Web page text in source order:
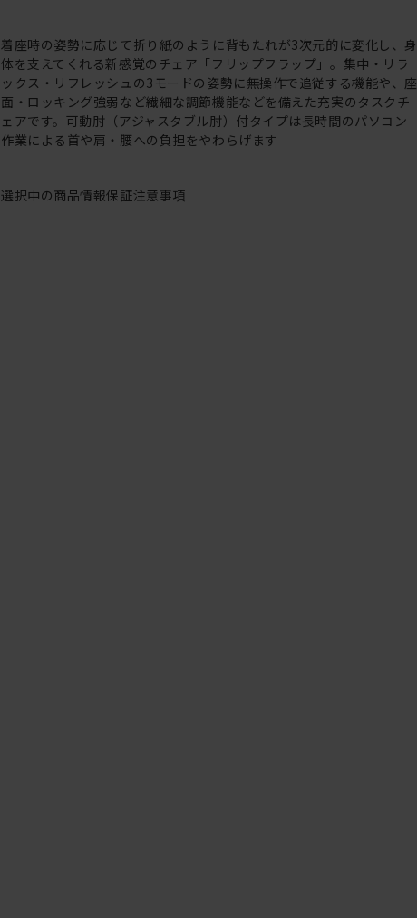
着座時の姿勢に応じて折り紙のように背もたれが3次元的に変化し、身
体を支えてくれる新感覚のチェア「フリップフラップ」。集中・リラ
ックス・リフレッシュの3モードの姿勢に無操作で追従する機能や、座
面・ロッキング強弱など繊細な調節機能などを備えた充実のタスクチ
ェアです。可動肘（アジャスタブル肘）付タイプは長時間のパソコン
作業による首や肩・腰への負担をやわらげます
選択中の商品情報保証注意事項